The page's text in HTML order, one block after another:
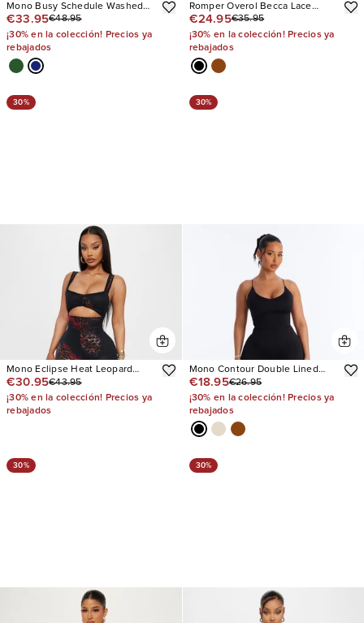
Mono Busy Schedule Washed
French Terry
€33.95€48.95
¡30% en la colección! Precios ya
rebajados
Romper Overol Becca Lace
Short Sleeve
€24.95€35.95
¡30% en la colección! Precios ya
rebajados
30%
Mono Eclipse Heat Leopard
Mesh Flare Leg
€30.95€43.95
¡30% en la colección! Precios ya
rebajados
30%
Mono Contour Double Lined
Spaghetti Strap Scoop Neck
€18.95€26.95
¡30% en la colección! Precios ya
rebajados
30% 30%